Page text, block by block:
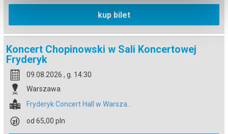
kup bilet
Koncert Chopinowski w Sali Koncertowej
Fryderyk
09.08.2026 , g. 14:30
Warszawa
Fryderyk Concert Hall w Warsza...
od 65,00 pln